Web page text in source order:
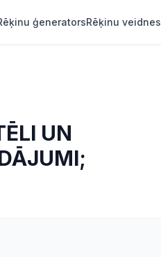
ģeneratorsRēķinu veidnes
UN